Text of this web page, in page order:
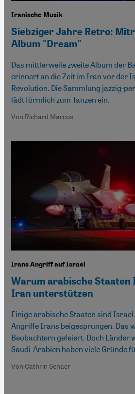
Iranische Musik
Siebziger Jahre Retro:
Album "Dream"
Das mittlerweile zweite Album der
erinnert an die Zeit im Iran vor der
Revolution. Die Sammlung jazzig-
lädt förmlich zum Tanzen ein.
Von Richard Marcus
Irans Angriff auf Israel
Warum arabische Staaten
Iran unterstützen
Einige arabische Staaten sind
Angriffe Irans beigesprungen. Das
Beobachtern gefeiert. Doch Länder
Saudi-Arabien haben viele Gründe
Von Cathrin Schaer